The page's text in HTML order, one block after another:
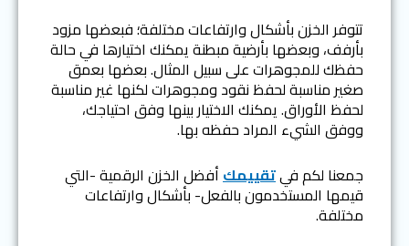
تتوفر الخزن بأشكال وارتفاعات مختلفة؛ فبعضها مزود
بأرفف، وبعضها بأرضية مبطنة يمكنك اختيارها في حالة
حفظك للمجوهرات على سبيل المثال. بعضها بعمق
صغير مناسبة لحفظ نقود ومجوهرات لكنها غير مناسبة
لحفظ الأوراق. يمكنك الاختيار بينها وفق احتياجك،
ووفق الشيء المراد حفظه بها.
جمعنا لكم فيتقييمكأفضل الخزن الرقمية -التي
قيمها المستخدمون بالفعل- بأشكال وارتفاعات
مختلفة.